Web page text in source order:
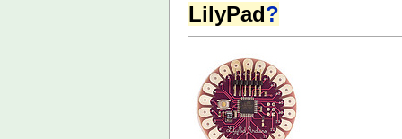
LilyPad?